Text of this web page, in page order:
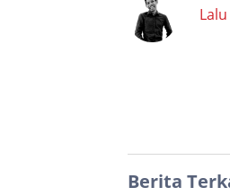
Berita